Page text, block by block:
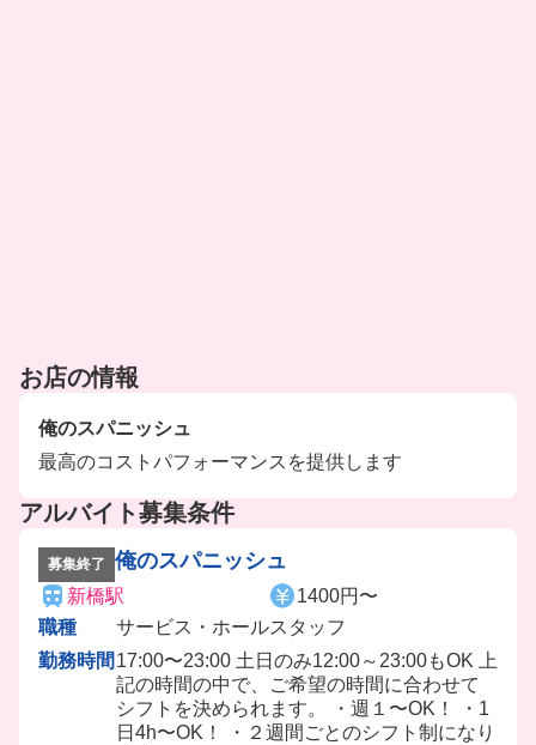
お店の情報
俺のスパニッシュ
最高のコストパフォーマンスを提供します
アルバイト募集条件
募集終了 俺のスパニッシュ
新橋駅
1400円〜
職種
サービス・ホールスタッフ
勤務時間 17:00〜23:00 土日のみ12:00～23:00もOK 上
記の時間の中で、ご希望の時間に合わせて
シフトを決められます。 ・週１〜OK！ ・1
日4h〜OK！ ・２週間ごとのシフト制になり